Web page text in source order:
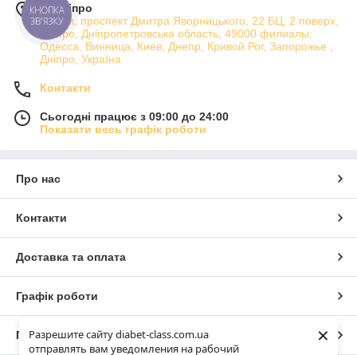
Разрешите сайту diabet-class.com.ua
отправлять вам уведомления на рабочий
×
м. Дніпро
Атріум, проспект Дмитра Яворницького, 22 БЦ, 2 поверх,
Дніпро, Дніпропетровська область, 49000 филиалы:
Одесса, Винница, Киев, Днепр, Кривой Рог, Запорожье ,
Дніпро, Україна
Контакти
Сьогодні працює з 09:00 до 24:00
Показати весь графік роботи
Про нас
Контакти
Доставка та оплата
Графік роботи
Повна версія сайту
КНОПКА
ЗВ'ЯЗКУ